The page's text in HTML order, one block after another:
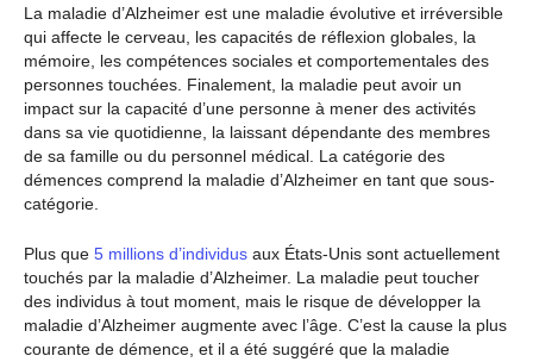
La maladie d’Alzheimer est une maladie évolutive et irréversible
qui affecte le cerveau, les capacités de réflexion globales, la
mémoire, les compétences sociales et comportementales des
personnes touchées. Finalement, la maladie peut avoir un
impact sur la capacité d’une personne à mener des activités
dans sa vie quotidienne, la laissant dépendante des membres
de sa famille ou du personnel médical. La catégorie des
démences comprend la maladie d’Alzheimer en tant que sous-
catégorie.
Plus que 5 millions d’individus aux États-Unis sont actuellement
touchés par la maladie d’Alzheimer. La maladie peut toucher
des individus à tout moment, mais le risque de développer la
maladie d’Alzheimer augmente avec l’âge. C’est la cause la plus
courante de démence, et il a été suggéré que la maladie